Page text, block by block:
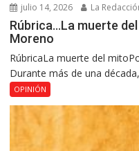
julio 14, 2026 La
Rúbrica…La muerte
Moreno
RúbricaLa muerte del
Durante más de una
OPINIÓN